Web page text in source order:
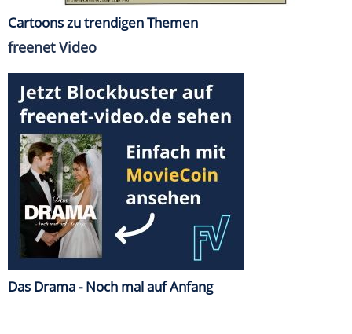
Cartoons zu trendigen Themen
freenet Video
Das Drama - Noch mal auf Anfang